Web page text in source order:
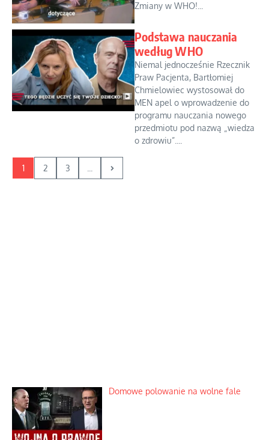
Zmiany w WHO!...
Podstawa nauczania
według WHO
Niemal jednocześnie Rzecznik
Praw Pacjenta, Bartłomiej
Chmielowiec wystosował do
MEN apel o wprowadzenie do
programu nauczania nowego
przedmiotu pod nazwą „wiedza
o zdrowiu”....
1 2 3
Domowe polowanie na wolne fale